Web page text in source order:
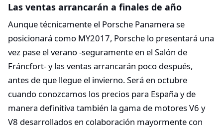
Las ventas arrancarán a finales de año
Aunque técnicamente el Porsche Panamera se
posicionará como MY2017, Porsche lo presentará una
vez pase el verano -seguramente en el Salón de
Fráncfort- y las ventas arrancarán poco después,
antes de que llegue el invierno. Será en octubre
cuando conozcamos los precios para España y de
manera definitiva también la gama de motores V6 y
V8 desarrollados en colaboración mayormente con